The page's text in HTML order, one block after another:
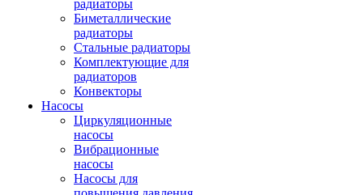
радиаторы
Биметаллические
радиаторы
Стальные радиаторы
Комплектующие для
радиаторов
Конвекторы
Насосы
Циркуляционные
насосы
Вибрационные
насосы
Насосы для